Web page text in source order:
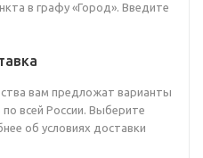
в графу «Город». Введите
вам предложат варианты
всей России. Выберите
об условиях доставки